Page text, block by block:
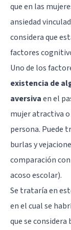
que en las
ansiedad
considera que
factores
Uno de los
existencia de
aversivaen el
mujer atractiva o
persona. Puede
burlas y
comparación
acoso escolar).
Se trataría en
en el cual se
que se